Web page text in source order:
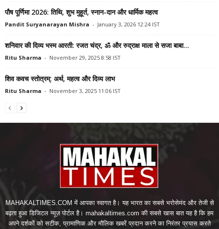
पौष पूर्णिमा 2026: तिथि, शुभ मुहूर्त, स्नान-दान और धार्मिक महत्व
Pandit Suryanarayan Mishra - January 3, 2026 12:24 IST
शनिवार की दिव्य भस्म आरती: रजत चंद्र, ॐ और रुद्राक्ष माला से सजा बाबा...
Ritu Sharma - November 29, 2025 8:58 IST
शिव कवच स्तोत्रम्: अर्थ, महत्व और दिव्य लाभ
Ritu Sharma - November 3, 2025 11:06 IST
MAHAKALTIMES.COM में आपका स्वागत है। यह भारत का सबसे भरोसेमंद और तेजी से
बढ़ता हुआ डिजिटल न्यूज़ पोर्टल है। mahakaltimes.com की सबसे खास बात यह है कि हम
अपने दर्शकों को सटीक, प्रामाणिक और मौलिक खबरें प्रदान करने का निरंतर प्रयास करते